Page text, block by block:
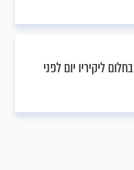
ליקיריו יום לפני